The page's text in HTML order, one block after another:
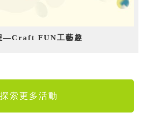
—Craft FUN工藝趣
探索更多活動